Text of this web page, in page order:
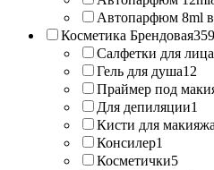
Автопарфюм 8ml в
Косметика Брендовая359
Салфетки для лица
Гель для душа12
Праймер под
Для депиляции1
Кисти для макияжа
Консилер1
Косметички5